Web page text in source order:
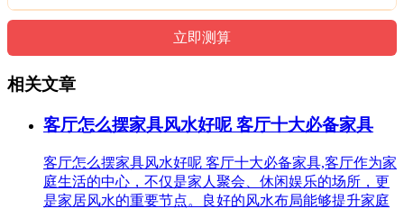
相关文章
客厅怎么摆家具风水好呢 客厅十大必备家具
客厅怎么摆家具风水好呢 客厅十大必备家具,客厅作为家
庭生活的中心，不仅是家人聚会、休闲娱乐的场所，更
是家居风水的重要节点。良好的风水布局能够提升家庭